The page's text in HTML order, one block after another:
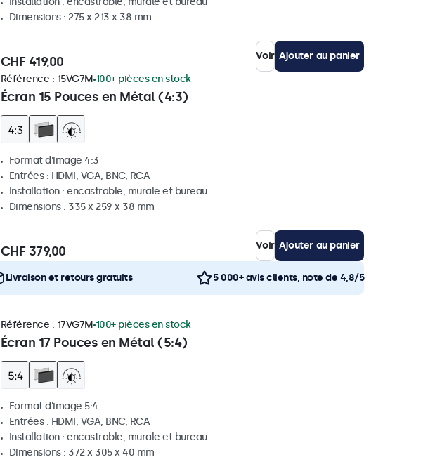
Dimensions : 275 x 213 x 38 mm
CHF 419,00 Voir Ajouter au panier
Écran 15 Pouces en Métal (4:3)
Référence : 15VG7M 100+ pièces en stock
Format d'image 4:3
Entrées : HDMI, VGA, BNC, RCA
Installation : encastrable, murale et bureau
Dimensions : 335 x 259 x 38 mm
CHF 379,00 Voir Ajouter au panier
Livraison et retours gratuits 5 000+ avis clients, note de 4,8/5
Écran 17 Pouces en Métal (5:4)
Référence : 17VG7M 100+ pièces en stock
Format d'image 5:4
Entrées : HDMI, VGA, BNC, RCA
Installation : encastrable, murale et bureau
Dimensions : 372 x 305 x 40 mm